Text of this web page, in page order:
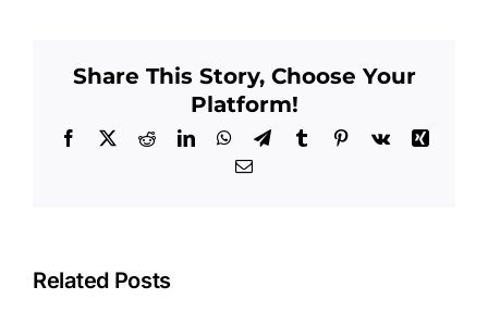
Share This Story, Choose Your
Platform!
Facebook
X RedditLinkedInWhatsApp
TelegramTumblrPinterest
Vk
Xing
Email
Related Posts